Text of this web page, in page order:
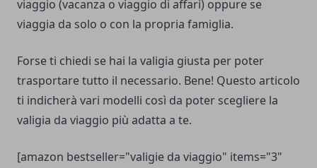
viaggio (vacanza o viaggio di affari) oppure se
viaggia da solo o con la propria famiglia.
Forse ti chiedi se hai la valigia giusta per poter
trasportare tutto il necessario. Bene! Questo articolo
ti indicherà vari modelli così da poter scegliere la
valigia da viaggio più adatta a te.
[amazon bestseller="valigie da viaggio" items="3"